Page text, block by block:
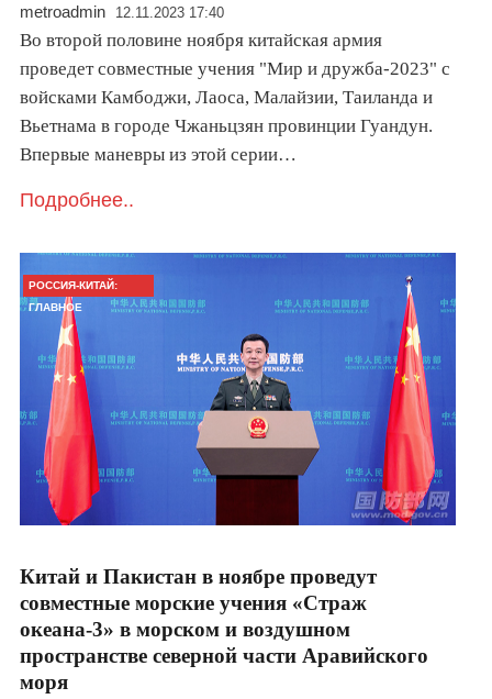
metroadmin 12.11.2023 17:40
Во второй половине ноября китайская армия
проведет совместные учения "Мир и дружба-2023" с
войсками Камбоджи, Лаоса, Малайзии, Таиланда и
Вьетнама в городе Чжаньцзян провинции Гуандун.
Впервые маневры из этой серии…
Подробнее..
РОССИЯ-КИТАЙ:
ГЛАВНОЕ
Китай и Пакистан в ноябре проведут
совместные морские учения «Страж
океана-3» в морском и воздушном
пространстве северной части Аравийского
моря